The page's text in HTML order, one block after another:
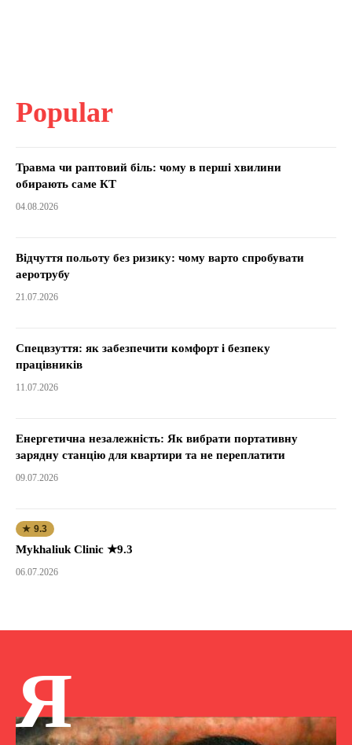
Popular
Травма чи раптовий біль: чому в перші хвилини
обирають саме КТ
04.08.2026
Відчуття польоту без ризику: чому варто спробувати
аеротрубу
21.07.2026
Спецвзуття: як забезпечити комфорт і безпеку
працівників
11.07.2026
Енергетична незалежність: Як вибрати портативну
зарядну станцію для квартири та не переплатити
09.07.2026
★ 9.3
Mykhaliuk Clinic ★9.3
06.07.2026
Я